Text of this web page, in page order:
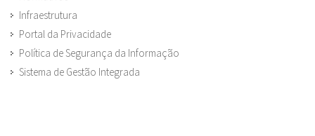
Infraestrutura
Portal da Privacidade
Política de Segurança da Informação
Sistema de Gestão Integrada